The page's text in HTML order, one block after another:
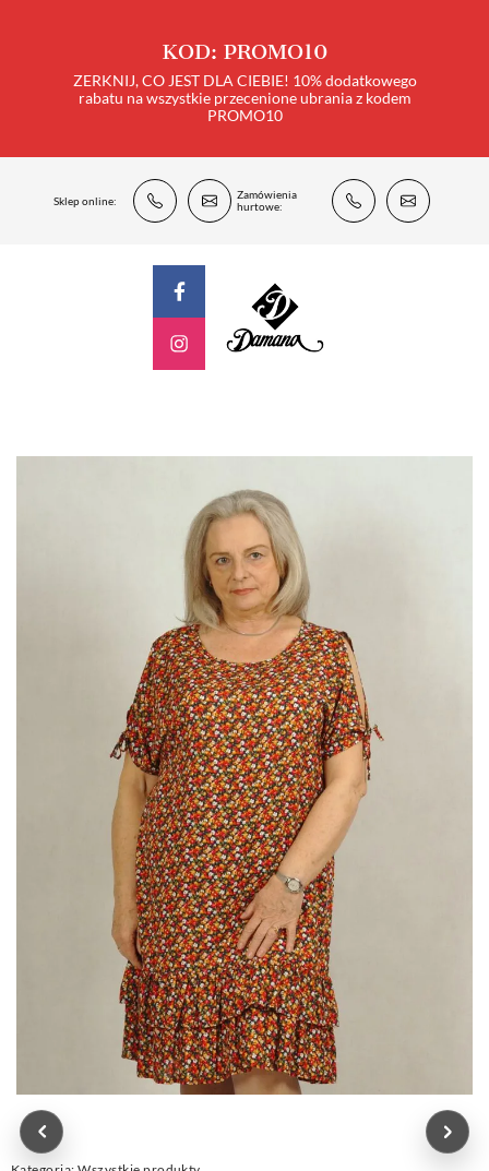
KOD: PROMO10
ZERKNIJ, CO JEST DLA CIEBIE! 10% dodatkowego
rabatu na wszystkie przecenione ubrania z kodem
PROMO10
Sklep online:
Zamówienia
hurtowe: